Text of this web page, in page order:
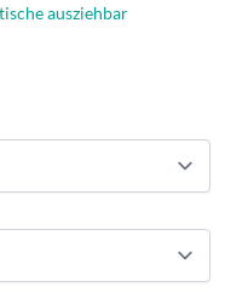
ausziehbar